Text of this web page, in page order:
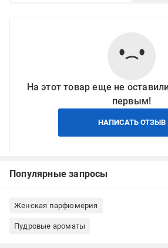
На этот товар еще не
первым!
НАПИСАТЬ ОТЗЫВ
Популярные запросы
Женская парфюмерия
Пудровые ароматы